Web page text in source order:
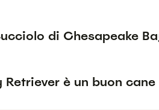
di Chesapeake
Retriever è un buon